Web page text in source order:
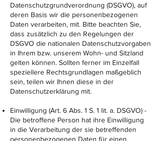
Datenschutzgrundverordnung (DSGVO), auf
deren Basis wir die personenbezogenen
Daten verarbeiten, mit. Bitte beachten Sie,
dass zusätzlich zu den Regelungen der
DSGVO die nationalen Datenschutzvorgaben
in Ihrem bzw. unserem Wohn- und Sitzland
gelten können. Sollten ferner im Einzelfall
speziellere Rechtsgrundlagen maßgeblich
sein, teilen wir Ihnen diese in der
Datenschutzerklärung mit.
Einwilligung (Art. 6 Abs. 1 S. 1 lit. a. DSGVO) -
Die betroffene Person hat ihre Einwilligung
in die Verarbeitung der sie betreffenden
personenbezogenen Daten für einen